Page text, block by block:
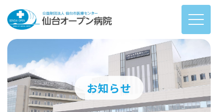
お知らせ